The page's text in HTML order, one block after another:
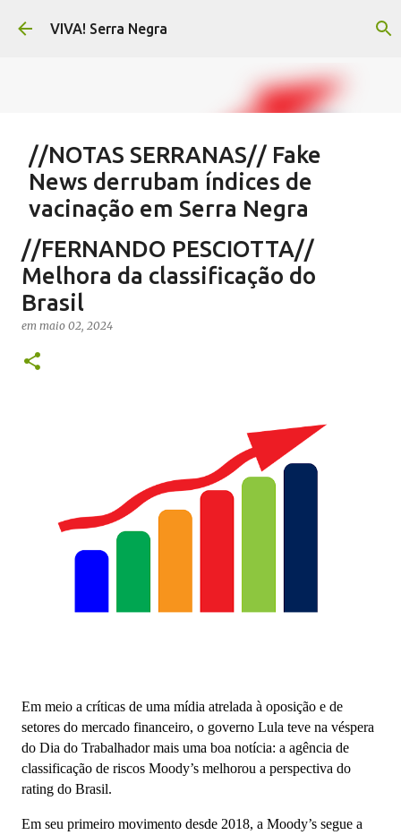
Pular para o conteúdo principal
VIVA! Serra Negra
//NOTAS SERRANAS// Fake
News derrubam índices de
vacinação em Serra Negra
SALETE SILVA SAÚDE SERRA NEGRA VACINAÇÃO SERRA NEGRA
VIVA! SERRA NEGRA NO AR
0
//FERNANDO PESCIOTTA//
Melhora da classificação do
Brasil
em maio 02, 2024
Em meio a críticas de uma mídia atrelada à oposição e de
setores do mercado financeiro, o governo Lula teve na véspera
do Dia do Trabalhador mais uma boa notícia: a agência de
classificação de riscos Moody’s melhorou a perspectiva do
rating do Brasil.
Em seu primeiro movimento desde 2018, a Moody’s segue a